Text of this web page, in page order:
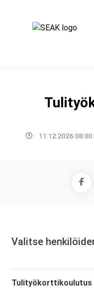
11.12.2026 08:00
Valitse
Tulityökorttikoulutus